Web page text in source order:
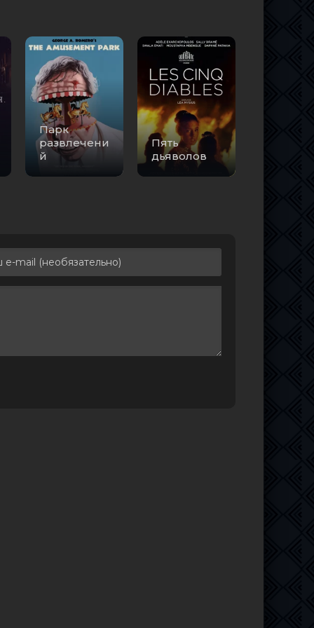
2.45 GB
D |
4.39 GB 0
13.35 GB 8 0
2.35 MB 6
0
1 0
P |
ТО
GB
3 0
0 0
1-
Парк
развлечени
й
Пять
дьяволов